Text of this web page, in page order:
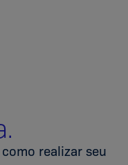
realizar seu